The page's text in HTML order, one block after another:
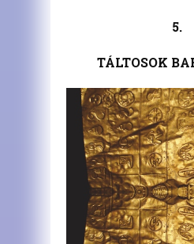
5.
TÁLTOSOK